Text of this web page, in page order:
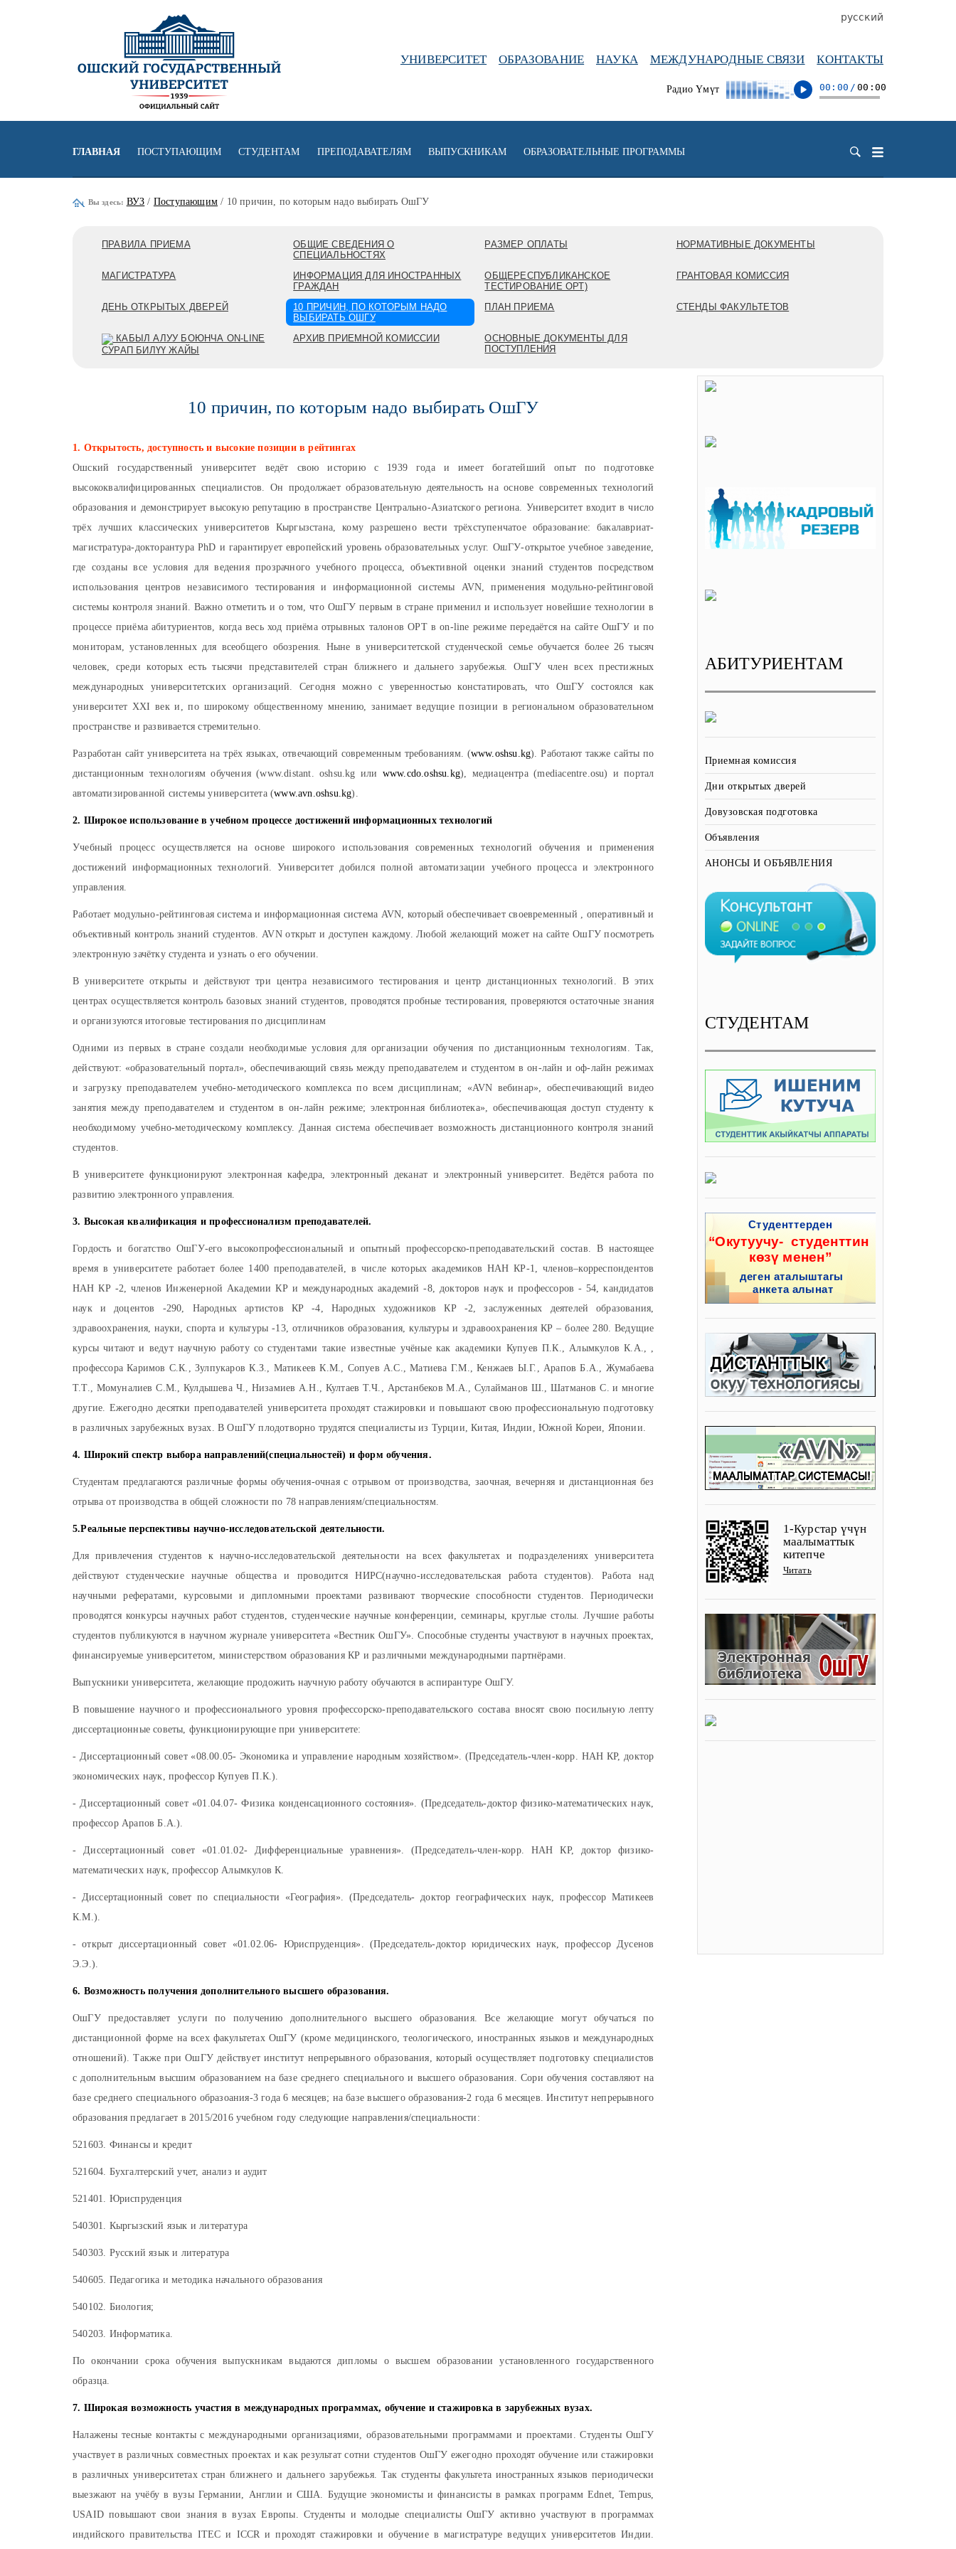
УНИВЕРСИТЕТ ОБРАЗОВАНИЕ НАУКА МЕЖДУНАРОДНЫЕ СВЯЗИ КОНТАКТЫ
Радио Үмүт 00:00 / 00:00
русский
ГЛАВНАЯ ПОСТУПАЮЩИМ СТУДЕНТАМ ПРЕПОДАВАТЕЛЯМ ВЫПУСКНИКАМ ОБРАЗОВАТЕЛЬНЫЕ ПРОГРАММЫ
Вы здесь: ВУЗ / Поступающим / 10 причин, по которым надо выбирать ОшГУ
ПРАВИЛА ПРИЕМА
ОБЩИЕ СВЕДЕНИЯ О
СПЕЦИАЛЬНОСТЯХ
РАЗМЕР ОПЛАТЫ НОРМАТИВНЫЕ ДОКУМЕНТЫ
МАГИСТРАТУРА
ИНФОРМАЦИЯ ДЛЯ ИНОСТРАННЫХ
ГРАЖДАН
ОБЩЕРЕСПУБЛИКАНСКОЕ
ТЕСТИРОВАНИЕ ОРТ)
ГРАНТОВАЯ КОМИССИЯ
ДЕНЬ ОТКРЫТЫХ ДВЕРЕЙ
10 ПРИЧИН, ПО КОТОРЫМ НАДО
ВЫБИРАТЬ ОШГУ
ПЛАН ПРИЕМА СТЕНДЫ ФАКУЛЬТЕТОВ
КАБЫЛ АЛУУ БОЮНЧА ON-LINE
СУРАП БИЛҮҮ ЖАЙЫ
АРХИВ ПРИЕМНОЙ КОМИССИИ
ОСНОВНЫЕ ДОКУМЕНТЫ ДЛЯ
ПОСТУПЛЕНИЯ
10 причин, по которым надо выбирать ОшГУ
1. Открытость, доступность и высокие позиции в рейтингах
Ошский государственный университет ведёт свою историю с 1939 года и имеет богатейший опыт по подготовке
высококвалифицированных специалистов. Он продолжает образовательную деятельность на основе современных технологий
образования и демонстрирует высокую репутацию в пространстве Центрально-Азиатского региона. Университет входит в число
трёх лучших классических университетов Кыргызстана, кому разрешено вести трёхступенчатое образование: бакалавриат-
магистратура-докторантура PhD и гарантирует европейский уровень образовательных услуг. ОшГУ-открытое учебное заведение,
где созданы все условия для ведения прозрачного учебного процесса, объективной оценки знаний студентов посредством
использования центров независимого тестирования и информационной системы AVN, применения модульно-рейтинговой
системы контроля знаний. Важно отметить и о том, что ОшГУ первым в стране применил и использует новейшие технологии в
процессе приёма абитуриентов, когда весь ход приёма отрывных талонов ОРТ в on-line режиме передаётся на сайте ОшГУ и по
мониторам, установленных для всеобщего обозрения. Ныне в университетской студенческой семье обучается более 26 тысяч
человек, среди которых есть тысячи представителей стран ближнего и дальнего зарубежья. ОшГУ член всех престижных
международных университетских организаций. Сегодня можно с уверенностью констатировать, что ОшГУ состоялся как
университет XXI век и, по широкому общественному мнению, занимает ведущие позиции в региональном образовательном
пространстве и развивается стремительно.
Разработан сайт университета на трёх языках, отвечающий современным требованиям. (www.oshsu.kg). Работают также сайты по
дистанционным технологиям обучения (www.distant. oshsu.kg или www.cdo.oshsu.kg), медиацентра (mediacentre.osu) и портал
автоматизированной системы университета (www.avn.oshsu.kg).
2. Широкое использование в учебном процессе достижений информационных технологий
Учебный процесс осуществляется на основе широкого использования современных технологий обучения и применения
достижений информационных технологий. Университет добился полной автоматизации учебного процесса и электронного
управления.
Работает модульно-рейтинговая система и информационная система AVN, который обеспечивает своевременный , оперативный и
объективный контроль знаний студентов. AVN открыт и доступен каждому. Любой желающий может на сайте ОшГУ посмотреть
электронную зачётку студента и узнать о его обучении.
В университете открыты и действуют три центра независимого тестирования и центр дистанционных технологий. В этих
центрах осуществляется контроль базовых знаний студентов, проводятся пробные тестирования, проверяются остаточные знания
и организуются итоговые тестирования по дисциплинам
Одними из первых в стране создали необходимые условия для организации обучения по дистанционным технологиям. Так,
действуют: «образовательный портал», обеспечивающий связь между преподавателем и студентом в он-лайн и оф-лайн режимах
и загрузку преподавателем учебно-методического комплекса по всем дисциплинам; «AVN вебинар», обеспечивающий видео
занятия между преподавателем и студентом в он-лайн режиме; электронная библиотека», обеспечивающая доступ студенту к
необходимому учебно-методическому комплексу. Данная система обеспечивает возможность дистанционного контроля знаний
студентов.
В университете функционируют электронная кафедра, электронный деканат и электронный университет. Ведётся работа по
развитию электронного управления.
3. Высокая квалификация и профессионализм преподавателей.
Гордость и богатство ОшГУ-его высокопрофессиональный и опытный профессорско-преподавательский состав. В настоящее
время в университете работает более 1400 преподавателей, в числе которых академиков НАН КР-1, членов–корреспондентов
НАН КР -2, членов Инженерной Академии КР и международных академий -8, докторов наук и профессоров - 54, кандидатов
наук и доцентов -290, Народных артистов КР -4, Народных художников КР -2, заслуженных деятелей образования,
здравоохранения, науки, спорта и культуры -13, отличников образования, культуры и здравоохранения КР – более 280. Ведущие
курсы читают и ведут научную работу со студентами такие известные учёные как академики Купуев П.К., Алымкулов К.А., ,
профессора Каримов С.К., Зулпукаров К.З., Матикеев К.М., Сопуев А.С., Матиева Г.М., Кенжаев Ы.Г., Арапов Б.А., Жумабаева
Т.Т., Момуналиев С.М., Кулдышева Ч., Низамиев А.Н., Култаев Т.Ч., Арстанбеков М.А., Сулайманов Ш., Шатманов С. и многие
другие. Ежегодно десятки преподавателей университета проходят стажировки и повышают свою профессиональную подготовку
в различных зарубежных вузах. В ОшГУ плодотворно трудятся специалисты из Турции, Китая, Индии, Южной Кореи, Японии.
4. Широкий спектр выбора направлений(специальностей) и форм обучения.
Студентам предлагаются различные формы обучения-очная с отрывом от производства, заочная, вечерняя и дистанционная без
отрыва от производства в общей сложности по 78 направлениям/специальностям.
5.Реальные перспективы научно-исследовательской деятельности.
Для привлечения студентов к научно-исследовательской деятельности на всех факультетах и подразделениях университета
действуют студенческие научные общества и проводится НИРС(научно-исследовательская работа студентов). Работа над
научными рефератами, курсовыми и дипломными проектами развивают творческие способности студентов. Периодически
проводятся конкурсы научных работ студентов, студенческие научные конференции, семинары, круглые столы. Лучшие работы
студентов публикуются в научном журнале университета «Вестник ОшГУ». Способные студенты участвуют в научных проектах,
финансируемые университетом, министерством образования КР и различными международными партнёрами.
Выпускники университета, желающие продожить научную работу обучаются в аспирантуре ОшГУ.
В повышение научного и профессионального уровня профессорско-преподавательского состава вносят свою посильную лепту
диссертационные советы, функционирующие при университете:
- Диссертационный совет «08.00.05- Экономика и управление народным хозяйством». (Председатель-член-корр. НАН КР, доктор
экономических наук, профессор Купуев П.К.).
- Диссертационный совет «01.04.07- Физика конденсационного состояния». (Председатель-доктор физико-математических наук,
профессор Арапов Б.А.).
- Диссертационный совет «01.01.02- Дифференциальные уравнения». (Председатель-член-корр. НАН КР, доктор физико-
математических наук, профессор Алымкулов К.
- Диссертационный совет по специальности «География». (Председатель- доктор географических наук, профессор Матикеев
К.М.).
- открыт диссертационный совет «01.02.06- Юриспруденция». (Председатель-доктор юридических наук, профессор Дусенов
Э.Э.).
6. Возможность получения дополнительного высшего образования.
ОшГУ предоставляет услуги по получению дополнительного высшего образования. Все желающие могут обучаться по
дистанционной форме на всех факультетах ОшГУ (кроме медицинского, теологического, иностранных языков и международных
отношений). Также при ОшГУ действует институт непрерывного образования, который осуществляет подготовку специалистов
с дополнительным высшим образованием на базе среднего специального и высшего образования. Сори обучения составляют на
базе среднего специального образоания-3 года 6 месяцев; на базе высшего образования-2 года 6 месяцев. Институт непрерывного
образования предлагает в 2015/2016 учебном году следующие направления/специальности:
521603. Финансы и кредит
521604. Бухгалтерский учет, анализ и аудит
521401. Юриспруденция
540301. Кыргызский язык и литература
540303. Русский язык и литература
540605. Педагогика и методика начального образования
540102. Биология;
540203. Информатика.
По окончании срока обучения выпускникам выдаются дипломы о высшем образовании установленного государственного
образца.
7. Широкая возможность участия в международных программах, обучение и стажировка в зарубежных вузах.
Налажены тесные контакты с международными организациями, образовательными программами и проектами. Студенты ОшГУ
участвует в различных совместных проектах и как результат сотни студентов ОшГУ ежегодно проходят обучение или стажировки
в различных университетах стран ближнего и дальнего зарубежья. Так студенты факультета иностранных языков периодически
выезжают на учёбу в вузы Германии, Англии и США. Будущие экономисты и финансисты в рамках программ Ednet, Tempus,
USAID повышают свои знания в вузах Европы. Студенты и молодые специалисты ОшГУ активно участвуют в программах
индийского правительства ITEC и ICCR и проходят стажировки и обучение в магистратуре ведущих университетов Индии.
АБИТУРИЕНТАМ
Приемная комиссия
Дни открытых дверей
Довузовская подготовка
Объявления
АНОНСЫ И ОБЪЯВЛЕНИЯ
СТУДЕНТАМ
1-Курстар үчүн
маалыматтык
китепче
Читать